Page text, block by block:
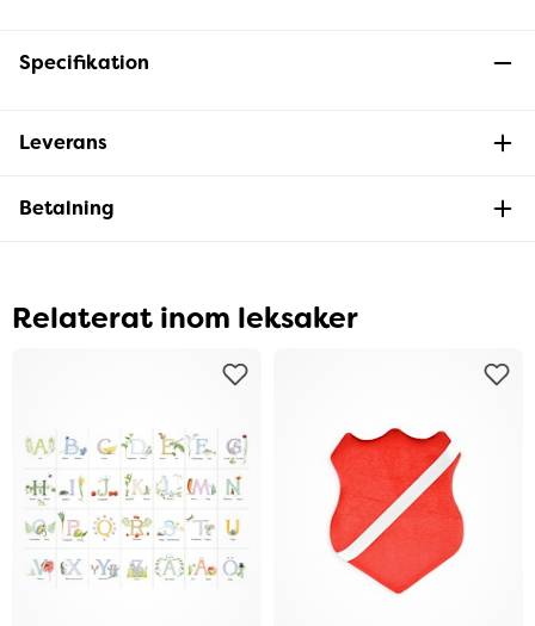
Specifikation
Leverans
Betalning
Relaterat inom leksaker